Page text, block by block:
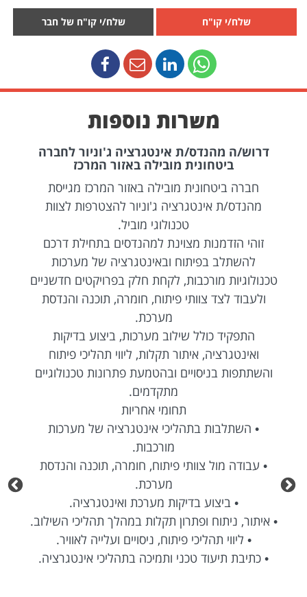
שלח/י קו"ח שלח/י קו"ח של חבר
משרות נוספות
דרוש/ה מהנדס/ת אינטגרציה ג'וניור לחברה
ביטחונית מובילה באזור המרכז
חברה ביטחונית מובילה באזור המרכז מגייסת
מהנדס/ת אינטגרציה ג'וניור להצטרפות לצוות
טכנולוגי מוביל.
זוהי הזדמנות מצוינת למהנדסים בתחילת דרכם
להשתלב בפיתוח ובאינטגרציה של מערכות
טכנולוגיות מורכבות, לקחת חלק בפרויקטים חדשניים
ולעבוד לצד צוותי פיתוח, חומרה, תוכנה והנדסת
מערכת.
התפקיד כולל שילוב מערכות, ביצוע בדיקות
ואינטגרציה, איתור תקלות, ליווי תהליכי פיתוח
והשתתפות בניסויים ובהטמעת פתרונות טכנולוגיים
מתקדמים.
תחומי אחריות
• השתלבות בתהליכי אינטגרציה של מערכות
מורכבות.
• עבודה מול צוותי פיתוח, חומרה, תוכנה והנדסת
מערכת.
• ביצוע בדיקות מערכת ואינטגרציה.
• איתור, ניתוח ופתרון תקלות במהלך תהליכי השילוב.
• ליווי תהליכי פיתוח, ניסויים ועלייה לאוויר.
• כתיבת תיעוד טכני ותמיכה בתהליכי אינטגרציה.